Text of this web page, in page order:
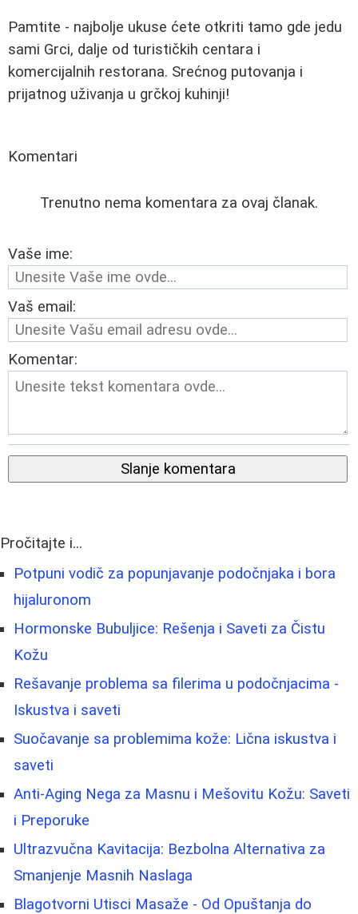
Pamtite - najbolje ukuse ćete otkriti tamo gde jedu
sami Grci, dalje od turističkih centara i
komercijalnih restorana. Srećnog putovanja i
prijatnog uživanja u grčkoj kuhinji!
Komentari
Trenutno nema komentara za ovaj članak.
Vaše ime:
Vaš email:
Komentar:
Slanje komentara
Pročitajte i...
Potpuni vodič za popunjavanje podočnjaka i bora
hijaluronom
Hormonske Bubuljice: Rešenja i Saveti za Čistu
Kožu
Rešavanje problema sa filerima u podočnjacima -
Iskustva i saveti
Suočavanje sa problemima kože: Lična iskustva i
saveti
Anti-Aging Nega za Masnu i Mešovitu Kožu: Saveti
i Preporuke
Ultrazvučna Kavitacija: Bezbolna Alternativa za
Smanjenje Masnih Naslaga
Blagotvorni Utisci Masaže - Od Opuštanja do